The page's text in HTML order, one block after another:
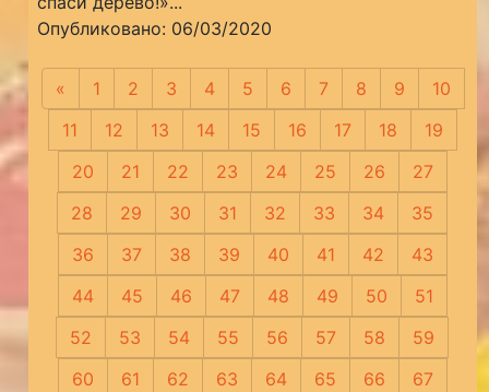
Опубликовано: 06/03/2020
« Предыдущая
1 2 3 4 5 6 7 8 9
10
11
12 13 14 15 16 17 18
19
20
21 22 23 24 25 26
27
28
29 30 31 32 33 34
35
36
37 38 39 40 41 42
43
44
45 46 47 48 49 50
51
52
53 54 55 56 57 58
59
60
61 62 63 64 65 66
67